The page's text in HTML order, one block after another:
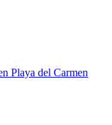
Playa del Carmen